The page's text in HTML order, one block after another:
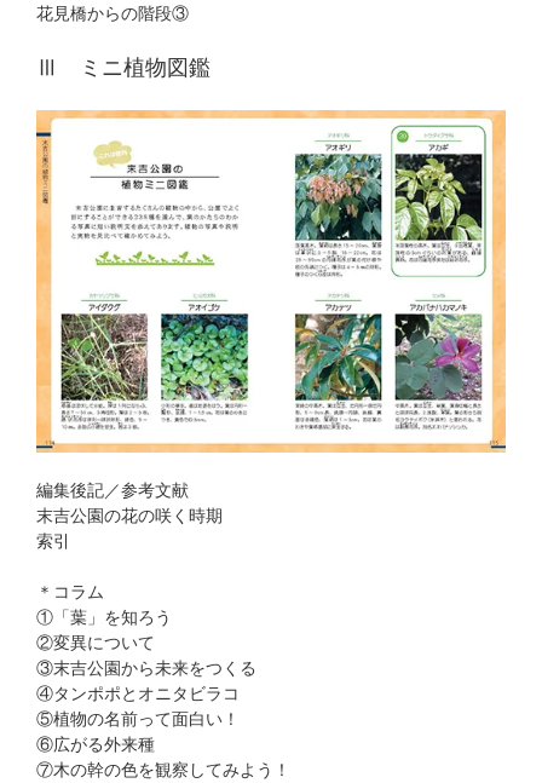
花見橋からの階段③
Ⅲ ミニ植物図鑑
編集後記／参考文献
末吉公園の花の咲く時期
索引
＊コラム
①「葉」を知ろう
②変異について
③末吉公園から未来をつくる
④タンポポとオニタビラコ
⑤植物の名前って面白い！
⑥広がる外来種
⑦木の幹の色を観察してみよう！